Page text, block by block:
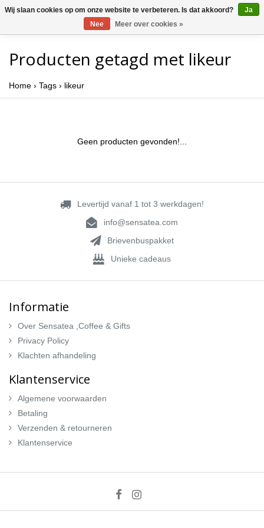
Producten getagd met likeur
Home › Tags › likeur
Geen producten gevonden!...
Levertijd vanaf 1 tot 3 werkdagen!
info@sensatea.com
Brievenbuspakket
Unieke cadeaus
Informatie
Over Sensatea ,Coffee & Gifts
Privacy Policy
Klachten afhandeling
Klantenservice
Algemene voorwaarden
Betaling
Verzenden & retourneren
Klantenservice
Wij slaan cookies op om onze website te verbeteren. Is dat akkoord?
Ja
Nee
Meer over cookies »